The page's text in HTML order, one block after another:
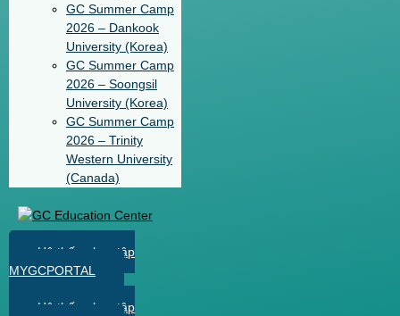
GC Summer Camp
2026 – Dankook
University (Korea)
GC Summer Camp
2026 – Soongsil
University (Korea)
GC Summer Camp
2026 – Trinity
Western University
(Canada)
Hệ thống học tập
MYGCPORTAL
Hệ thống học tập